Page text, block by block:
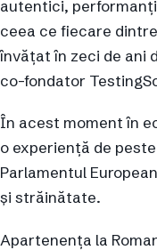
autentici,
ceea ce fiecare
învățat în zeci de ani
co-fondator
În acest moment în
o experiență de
Parlamentul
și străinătate.
Apartenența la